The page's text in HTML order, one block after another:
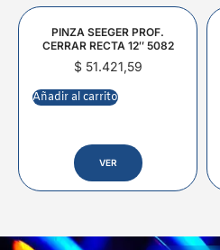
PINZA SEEGER PROF.
CERRAR RECTA 12″ 5082
$51.421,59
Añadir al carrito
VER